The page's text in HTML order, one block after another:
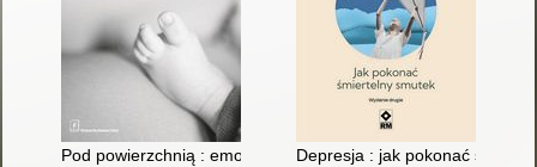
Pod powierzchnią : emocjonalne wyzwania macierzyństwa
Depresja : jak pokonać